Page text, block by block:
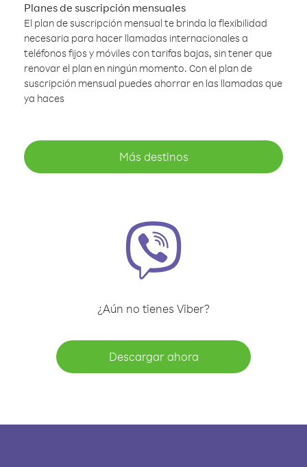
Planes de suscripción mensuales
El plan de suscripción mensual te brinda la flexibilidad
necesaria para hacer llamadas internacionales a
teléfonos fijos y móviles con tarifas bajas, sin tener que
renovar el plan en ningún momento. Con el plan de
suscripción mensual puedes ahorrar en las llamadas que
ya haces
Más destinos
¿Aún no tienes Viber?
Descargar ahora